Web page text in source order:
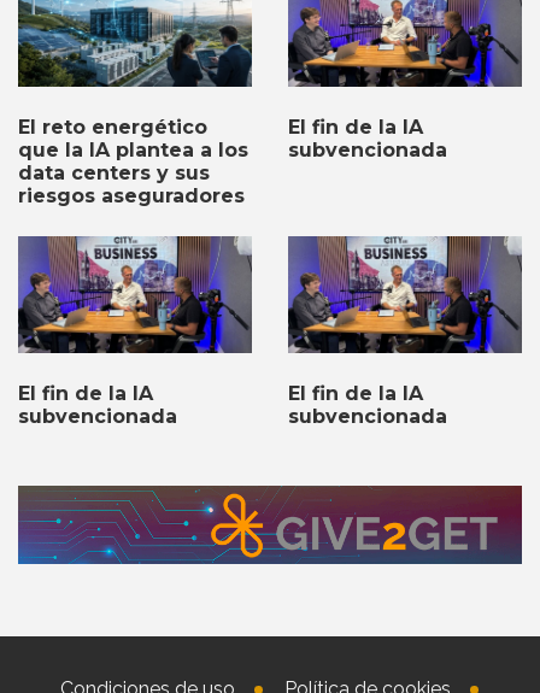
El reto energético
que la IA plantea a los
data centers y sus
riesgos aseguradores
El fin de la IA
subvencionada
El fin de la IA
subvencionada
El fin de la IA
subvencionada